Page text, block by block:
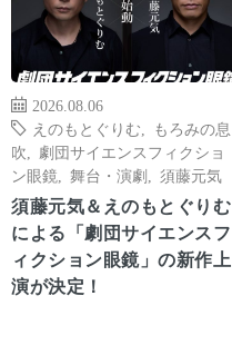
2026.08.06
えのもとぐりむ
もろみの息
吹
劇団サイエンスフィクショ
ン眼鏡
舞台・演劇 須藤元気
須藤元気＆えのもとぐりむ
による「劇団サイエンスフ
ィクション眼鏡」の新作上
演が決定！